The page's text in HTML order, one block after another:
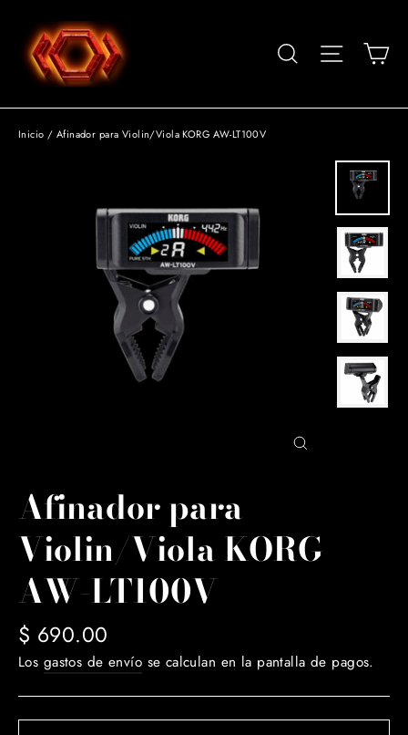
directamente
contenido
Buscar
Inicio / Afinador para Violin/Viola KORG AW-LT100V
Afinador para
Violin/Viola KORG
AW-LT100V
Precio
habitual
$ 690.00
Los gastos de envío se calculan en la pantalla de pagos.